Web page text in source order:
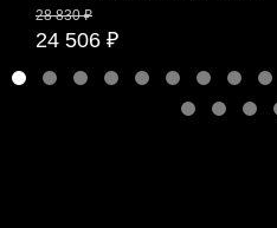
28 830 ₽
24 506 ₽